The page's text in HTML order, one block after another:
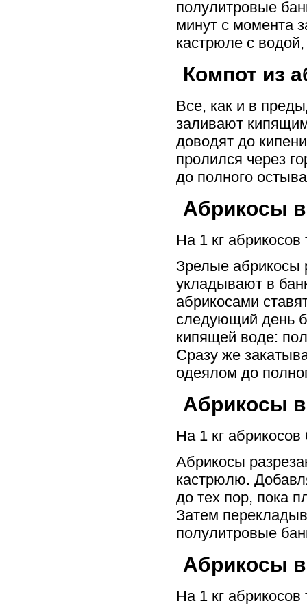
полулитровые
минут с момента
кастрюле с
Компот из
Все, как и в
заливают
доводят до
пролился через
до полного
Абрикосы
На 1 кг абрикосов
Зрелые абрикосы
укладывают в
абрикосами
следующий день
кипящей воде:
Сразу же
одеялом до
Абрикосы
На 1 кг
Абрикосы
кастрюлю.
до тех пор, пока
Затем
полулитровые
Абрикосы в
На 1 кг абрикосов